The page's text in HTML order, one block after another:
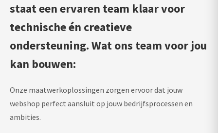
staat een ervaren team klaar voor
technische én creatieve
ondersteuning. Wat ons team voor jou
kan bouwen:
Onze maatwerkoplossingen zorgen ervoor dat jouw
webshop perfect aansluit op jouw bedrijfsprocessen en
ambities.